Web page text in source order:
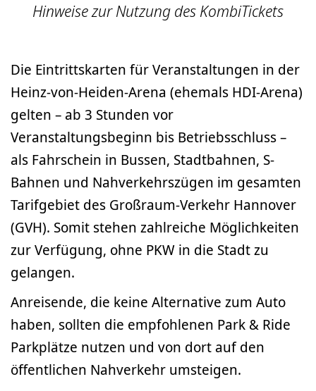
Hinweise zur Nutzung des KombiTickets
Die Eintrittskarten für Veranstaltungen in der
Heinz-von-Heiden-Arena (ehemals HDI-Arena)
gelten – ab 3 Stunden vor
Veranstaltungsbeginn bis Betriebsschluss –
als Fahrschein in Bussen, Stadtbahnen, S-
Bahnen und Nahverkehrszügen im gesamten
Tarifgebiet des Großraum-Verkehr Hannover
(GVH). Somit stehen zahlreiche Möglichkeiten
zur Verfügung, ohne PKW in die Stadt zu
gelangen.
Anreisende, die keine Alternative zum Auto
haben, sollten die empfohlenen Park & Ride
Parkplätze nutzen und von dort auf den
öffentlichen Nahverkehr umsteigen.